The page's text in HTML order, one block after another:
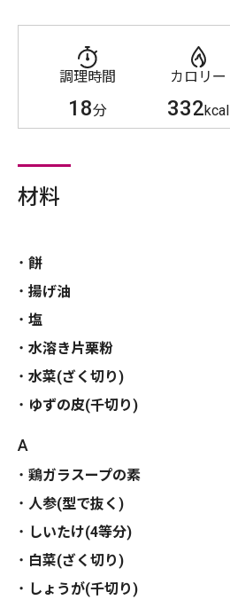
調理時間
18分
カロリー
332kcal
材料
餅
揚げ油
塩
水溶き片栗粉
水菜(ざく切り)
ゆずの皮(千切り)
A
鶏ガラスープの素
人参(型で抜く)
しいたけ(4等分)
白菜(ざく切り)
しょうが(千切り)